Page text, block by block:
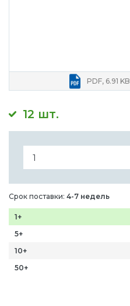
12 шт.
PDF, 6.91 KB
Срок поставки: 4-7 недель
1+
5+
10+
50+